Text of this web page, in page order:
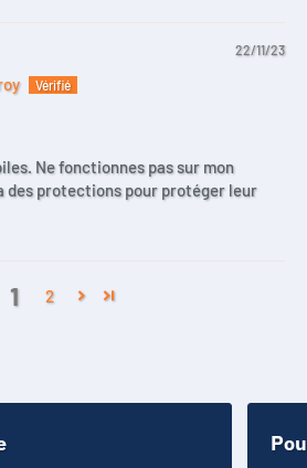
22/11/23
Ne fonctionnes pas sur mon
des protections pour protéger leur
1 2